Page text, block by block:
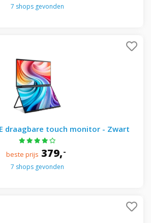
7 shops gevonden
draagbare touch monitor - Zwart
beste prijs 379,-
7 shops gevonden